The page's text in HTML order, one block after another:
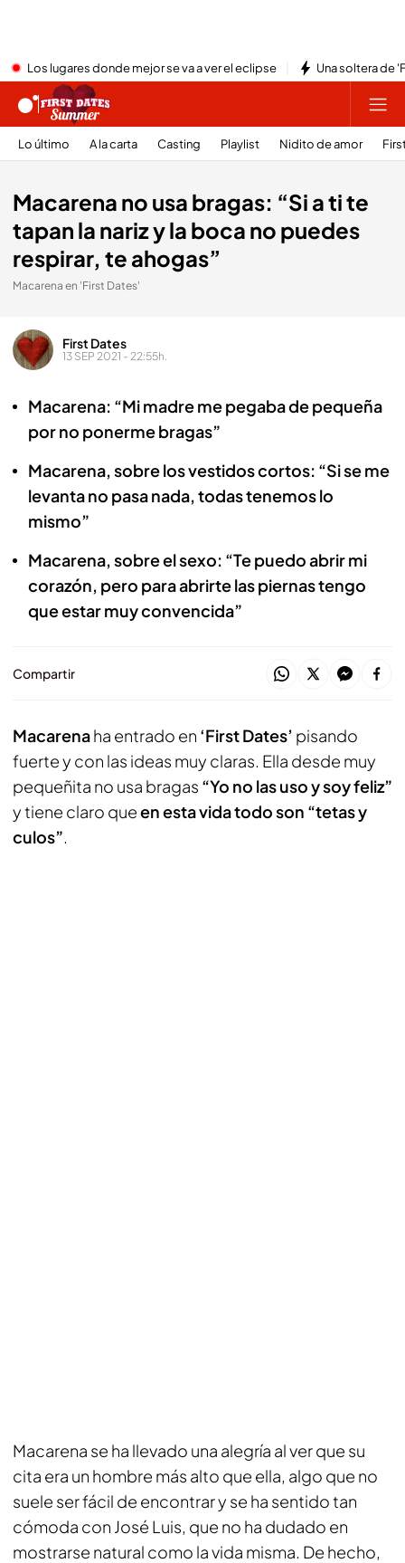
Los lugares donde mejor se va a ver el eclipse Una soltera de
Lo último A la carta Casting Playlist Nidito de amor
Macarena no usa bragas: “Si a ti te
tapan la nariz y la boca no puedes
respirar, te ahogas”
Macarena en 'First Dates'
First Dates
13 SEP 2021 - 22:55h.
Macarena: “Mi madre me pegaba de pequeña
por no ponerme bragas”
Macarena, sobre los vestidos cortos: “Si se me
levanta no pasa nada, todas tenemos lo
mismo”
Macarena, sobre el sexo: “Te puedo abrir mi
corazón, pero para abrirte las piernas tengo
que estar muy convencida”
Compartir
Macarenaha entrado en ‘First Dates’ pisando
fuerte y con las ideas muy claras. Ella desde muy
pequeñita no usa bragas “Yo no las uso y soy feliz”
y tiene claro queen esta vida todo son “tetas y
culos”.
Macarena se ha llevado una alegría al ver que su
cita era un hombre más alto que ella, algo que no
suele ser fácil de encontrar y se ha sentido tan
cómoda con José Luis, que no ha dudado en
mostrarse natural como la vida misma. De hecho,